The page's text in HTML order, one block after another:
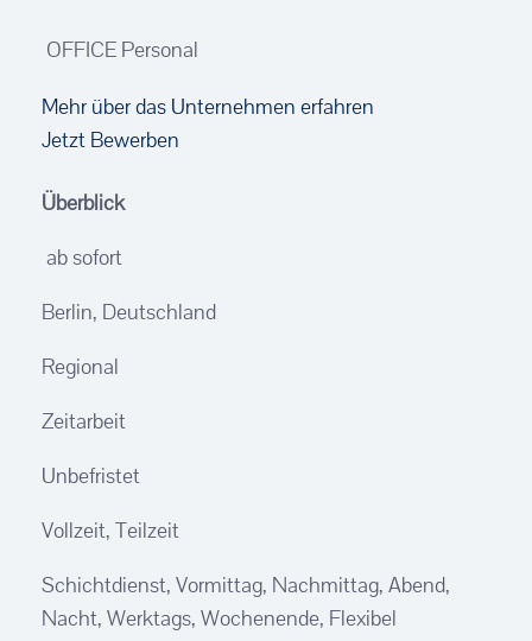
OFFICE Personal
Mehr über das Unternehmen erfahren
Jetzt Bewerben
Überblick
ab sofort
Berlin, Deutschland
Regional
Zeitarbeit
Unbefristet
Vollzeit, Teilzeit
Schichtdienst, Vormittag, Nachmittag, Abend,
Nacht, Werktags, Wochenende, Flexibel